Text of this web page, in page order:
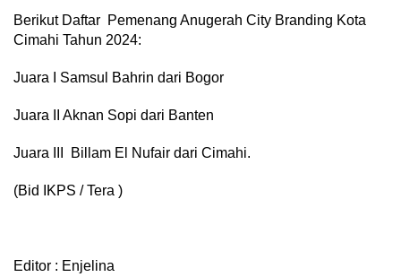
Berikut Daftar Pemenang Anugerah City Branding Kota
Cimahi Tahun 2024:
Juara I Samsul Bahrin dari Bogor
Juara II Aknan Sopi dari Banten
Juara III Billam El Nufair dari Cimahi.
(Bid IKPS / Tera )
Editor : Enjelina